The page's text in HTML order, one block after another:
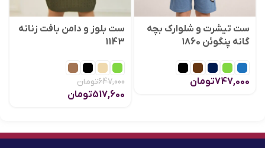
ست تیشرت و شلوارک بچه
گانه پنگوئن 1860
747,000تومان
ست بلوز و دامن بافت زنانه
1143
647,000تومان
517,600تومان